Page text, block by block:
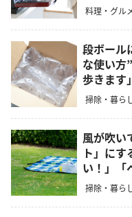
料理・グル
段ボール
な使い方
歩きます」
掃除・暮ら
風が吹い
ト」に
い！」「
掃除・暮ら